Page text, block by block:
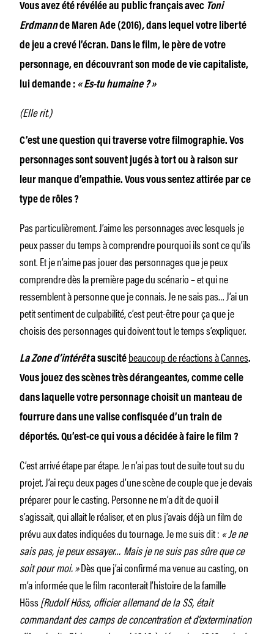
Vous avez été révélée au public français avec Toni
Erdmannde Maren Ade (2016),dans lequel votre liberté
de jeu a crevé l’écran. Dans le film, le père de votre
personnage, en découvrant son mode de vie capitaliste,
lui demande : « Es-tu humaine ? »
(Elle rit.)
C’est une question qui traverse votre filmographie. Vos
personnages sont souvent jugés à tort ou à raison sur
leur manque d’empathie. Vous vous sentez attirée par ce
type de rôles ?
Pas particulièrement. J’aime les personnages avec lesquels je
peux passer du temps à comprendre pourquoi ils sont ce qu’ils
sont. Et je n’aime pas jouer des personnages que je peux
comprendre dès la première page du scénario – et qui ne
ressemblent à personne que je connais. Je ne sais pas… J’ai un
petit sentiment de culpabilité, c’est peut-être pour ça que je
choisis des personnages qui doivent tout le temps s’expliquer.
La Zone d’intérêta suscité beaucoup de réactions à Cannes.
Vous jouez des scènes très dérangeantes, comme celle
dans laquelle votre personnage choisit un manteau de
fourrure dans une valise confisquée d’un train de
déportés. Qu’est-ce qui vous a décidée à faire le film ?
C’est arrivé étape par étape. Je n’ai pas tout de suite tout su du
projet. J’ai reçu deux pages d’une scène de couple que je devais
préparer pour le casting. Personne ne m’a dit de quoi il
s’agissait, qui allait le réaliser, et en plus j’avais déjà un film de
prévu aux dates indiquées du tournage. Je me suis dit : « Je ne
sais pas, je peux essayer… Mais je ne suis pas sûre que ce
soit pour moi.»Dès que j’ai confirmé ma venue au casting, on
m’a informée que le film raconterait l’histoire de la famille
Höss[Rudolf Höss, officier allemand de la SS, était
commandant des camps de concentration et d’extermination